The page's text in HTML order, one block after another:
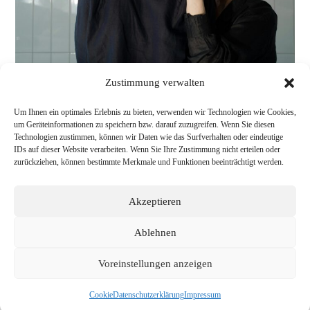
Zustimmung verwalten
Um Ihnen ein optimales Erlebnis zu bieten, verwenden wir Technologien wie Cookies,
um Geräteinformationen zu speichern bzw. darauf zuzugreifen. Wenn Sie diesen
Technologien zustimmen, können wir Daten wie das Surfverhalten oder eindeutige
IDs auf dieser Website verarbeiten. Wenn Sie Ihre Zustimmung nicht erteilen oder
zurückziehen, können bestimmte Merkmale und Funktionen beeinträchtigt werden.
Akzeptieren
Ablehnen
Voreinstellungen anzeigen
CookieDatenschutzerklärungImpressum